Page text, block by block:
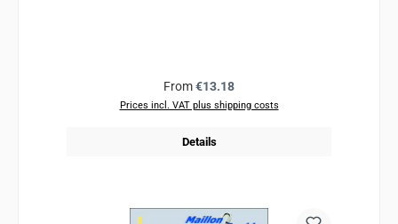
Regular price:
From€13.18
Prices incl. VAT plus shipping costs
Details